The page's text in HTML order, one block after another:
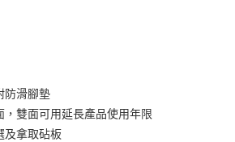
遠東國際商業銀行
華泰商業銀行
防滑腳墊
，雙面可用延長產品使用年限
及拿取砧板